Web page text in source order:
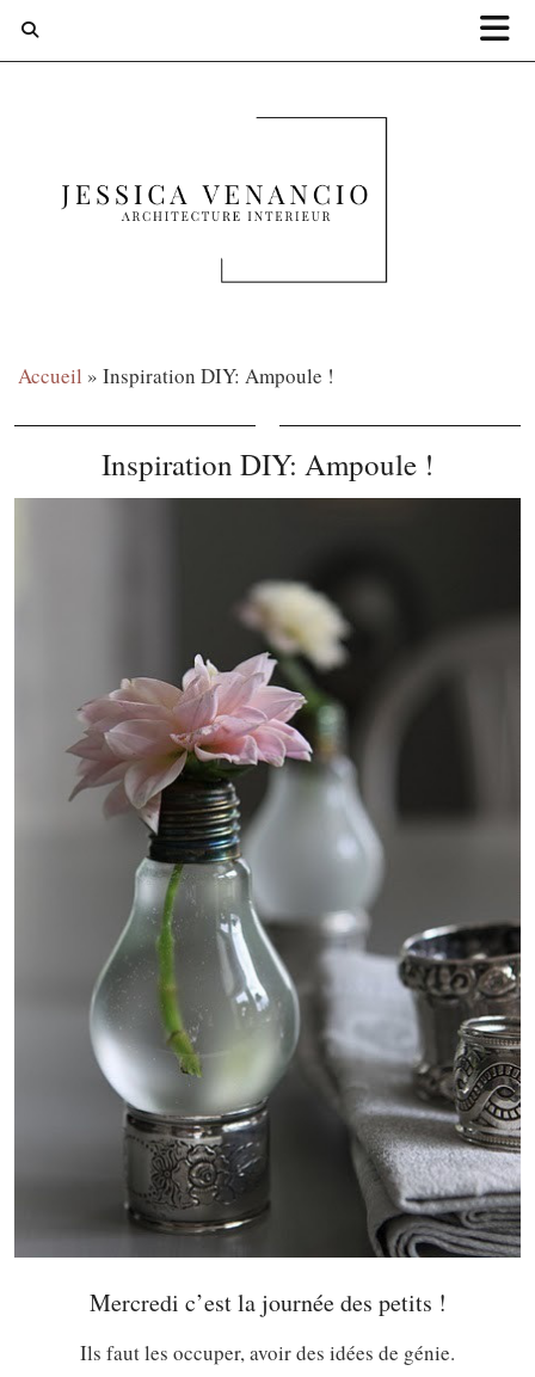
Accueil » Inspiration DIY: Ampoule !
Inspiration DIY: Ampoule !
Mercredi c’est la journée des petits !
Ils faut les occuper, avoir des idées de génie.